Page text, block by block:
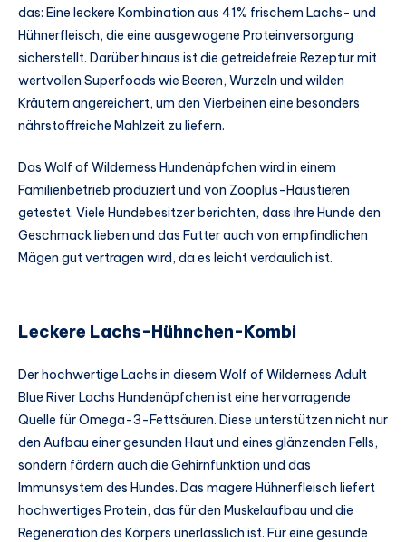
das: Eine leckere Kombination aus 41% frischem Lachs- und
Hühnerfleisch, die eine ausgewogene Proteinversorgung
sicherstellt. Darüber hinaus ist die getreidefreie Rezeptur mit
wertvollen Superfoods wie Beeren, Wurzeln und wilden
Kräutern angereichert, um den Vierbeinen eine besonders
nährstoffreiche Mahlzeit zu liefern.
Das Wolf of Wilderness Hundenäpfchen wird in einem
Familienbetrieb produziert und von Zooplus-Haustieren
getestet. Viele Hundebesitzer berichten, dass ihre Hunde den
Geschmack lieben und das Futter auch von empfindlichen
Mägen gut vertragen wird, da es leicht verdaulich ist.
Leckere Lachs-Hühnchen-Kombi
Der hochwertige Lachs in diesem Wolf of Wilderness Adult
Blue River Lachs Hundenäpfchen ist eine hervorragende
Quelle für Omega-3-Fettsäuren. Diese unterstützen nicht nur
den Aufbau einer gesunden Haut und eines glänzenden Fells,
sondern fördern auch die Gehirnfunktion und das
Immunsystem des Hundes. Das magere Hühnerfleisch liefert
hochwertiges Protein, das für den Muskelaufbau und die
Regeneration des Körpers unerlässlich ist. Für eine gesunde